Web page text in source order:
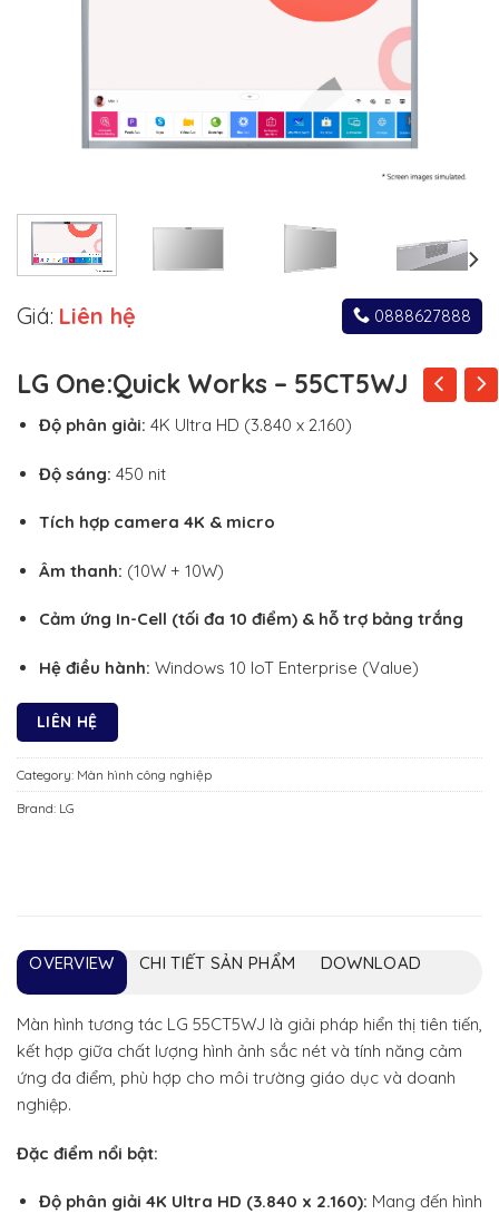
Giá: Liên hệ 0888627888
LG One:Quick Works – 55CT5WJ
Độ phân giải: 4K Ultra HD (3.840 x 2.160)
Độ sáng: 450 nit
Tích hợp camera 4K & micro
Âm thanh: (10W + 10W)
Cảm ứng In-Cell (tối đa 10 điểm) & hỗ trợ bảng trắng
Hệ điều hành: Windows 10 IoT Enterprise (Value)
LIÊN HỆ
Category: Màn hình công nghiệp
Brand: LG
OVERVIEW CHI TIẾT SẢN PHẨM DOWNLOAD
Màn hình tương tác LG 55CT5WJ là giải pháp hiển thị tiên tiến,
kết hợp giữa chất lượng hình ảnh sắc nét và tính năng cảm
ứng đa điểm, phù hợp cho môi trường giáo dục và doanh
nghiệp.
Đặc điểm nổi bật:
Độ phân giải 4K Ultra HD (3.840 x 2.160): Mang đến hình